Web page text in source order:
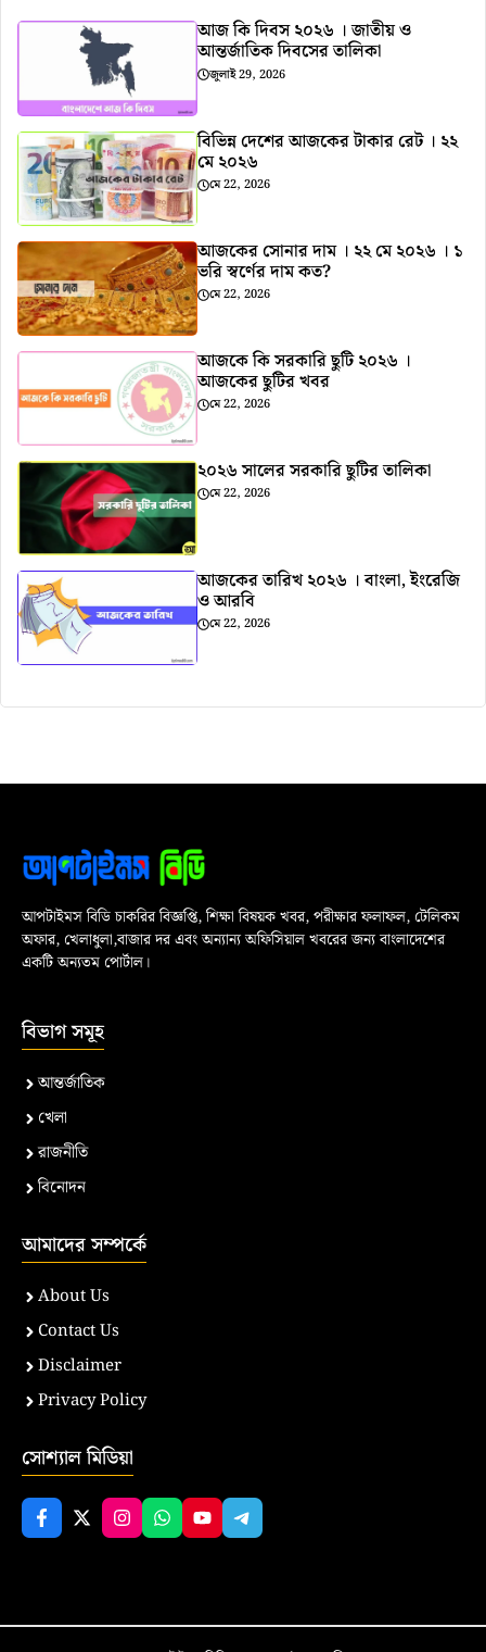
আজ কি দিবস ২০২৬ । জাতীয় ও
আন্তর্জাতিক দিবসের তালিকা
জুলাই 29, 2026
বিভিন্ন দেশের আজকের টাকার রেট । ২২
মে ২০২৬
মে 22, 2026
আজকের সোনার দাম । ২২ মে ২০২৬ । ১
ভরি স্বর্ণের দাম কত?
মে 22, 2026
আজকে কি সরকারি ছুটি ২০২৬ ।
আজকের ছুটির খবর
মে 22, 2026
২০২৬ সালের সরকারি ছুটির তালিকা
মে 22, 2026
আজকের তারিখ ২০২৬ । বাংলা, ইংরেজি
ও আরবি
মে 22, 2026
আপটাইমস বিডি চাকরির বিজ্ঞপ্তি, শিক্ষা বিষয়ক খবর, পরীক্ষার ফলাফল, টেলিকম
অফার, খেলাধুলা,বাজার দর এবং অন্যান্য অফিসিয়াল খবরের জন্য বাংলাদেশের
একটি অন্যতম পোর্টাল।
বিভাগ সমূহ
আন্তর্জাতিক
খেলা
রাজনীতি
বিনোদন
আমাদের সম্পর্কে
About Us
Contact Us
Disclaimer
Privacy Policy
সোশ্যাল মিডিয়া